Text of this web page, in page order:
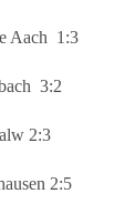
Aach 1:3
3:2
2:3
2:5